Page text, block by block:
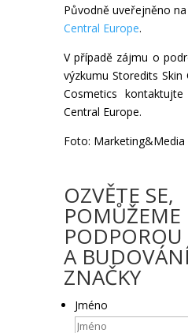
Původně uveřejněno na
Central Europe.
V případě zájmu o
výzkumu Storedits
Cosmetics
Central Europe.
Foto: Marketing&Media
OZVĚTE SE,
POMŮŽEME
PODPOROU
A
ZNAČKY
Jméno